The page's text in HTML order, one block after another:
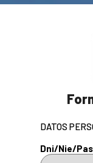
DATOS
Dni/Nie/